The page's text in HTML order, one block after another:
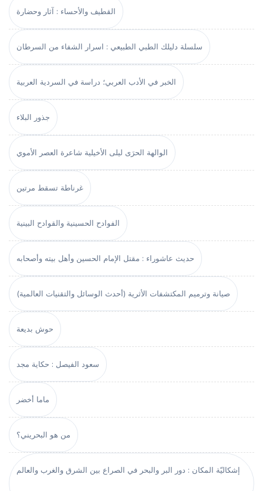
القطيف والأحساء : آثار وحضارة
سلسلة دليلك الطبي الطبيعي : اسرار الشفاء من السرطان
الخبر في الأدب العربي؛ دراسة في السردية العربية
جذور البلاء
الوالهة الحرَى ليلى الأخيلية شاعرة العصر الأموي
غرناطة تسقط مرتين
الفوادح الحسينية والقوادح البينية
حديث عاشوراء : مقتل الإمام الحسين وأهل بيته وأصحابه
صيانة وترميم المكتشفات الأثرية (أحدث الوسائل والتقنيات العالمية)
حوش بديعة
سعود الفيصل : حكاية مجد
ماما أخضر
من هو البحريني؟
إشكاليّة المكان : دور البر والبحر في الصراع بين الشرق والغرب والعالم